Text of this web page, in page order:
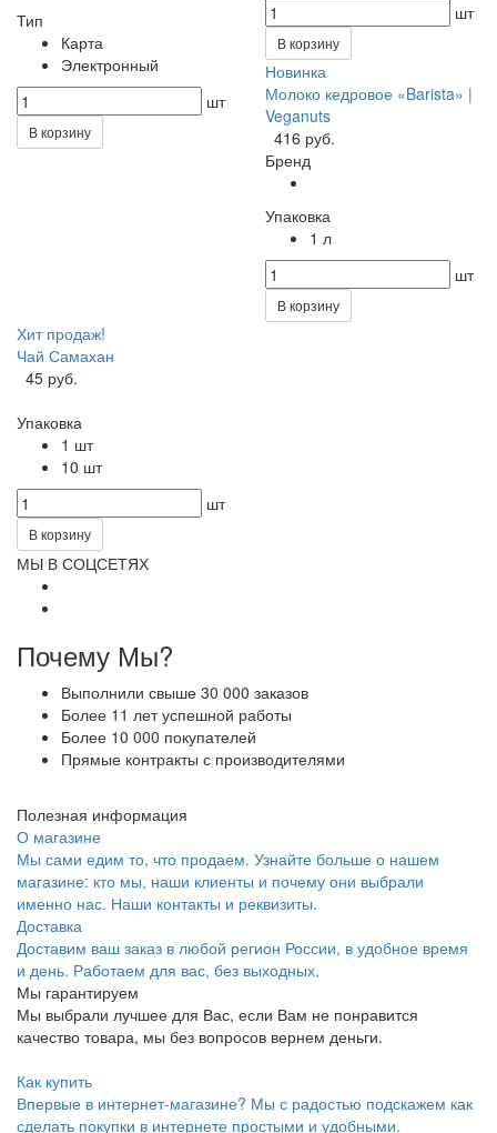
Тип
Карта
Электронный
шт
В корзину
шт
В корзину
Новинка
Молоко кедровое «Barista» |
Veganuts
416 руб.
Бренд
Упаковка
1 л
шт
В корзину
Хит продаж!
Чай Самахан
45 руб.
Упаковка
1 шт
10 шт
шт
В корзину
МЫ В СОЦСЕТЯХ
Почему Мы?
Выполнили свыше 30 000 заказов
Более 11 лет успешной работы
Более 10 000 покупателей
Прямые контракты с производителями
Полезная информация
О магазине
Мы сами едим то, что продаем. Узнайте больше о нашем
магазине: кто мы, наши клиенты и почему они выбрали
именно нас. Наши контакты и реквизиты.
Доставка
Доставим ваш заказ в любой регион России, в удобное время
и день. Работаем для вас, без выходных.
Мы гарантируем
Мы выбрали лучшее для Вас, если Вам не понравится
качество товара, мы без вопросов вернем деньги.
Как купить
Впервые в интернет-магазине? Мы с радостью подскажем как
сделать покупки в интернете простыми и удобными.